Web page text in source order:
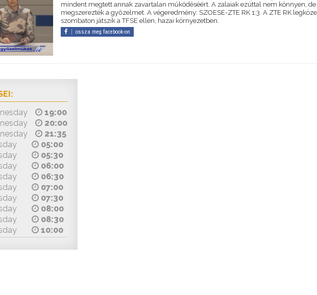
mindent megtett annak zavartalan működéséért. A zalaiak ezúttal nem könnyen, de
megszerezték a győzelmet. A végeredmény: SZOESE-ZTE RK 1:3. A ZTE RK
szombaton játszik a TFSE ellen, hazai környezetben.
ossza meg facebook-on
19:00
20:00
21:35
05:00
05:30
06:00
06:30
07:00
07:30
08:00
08:30
10:00